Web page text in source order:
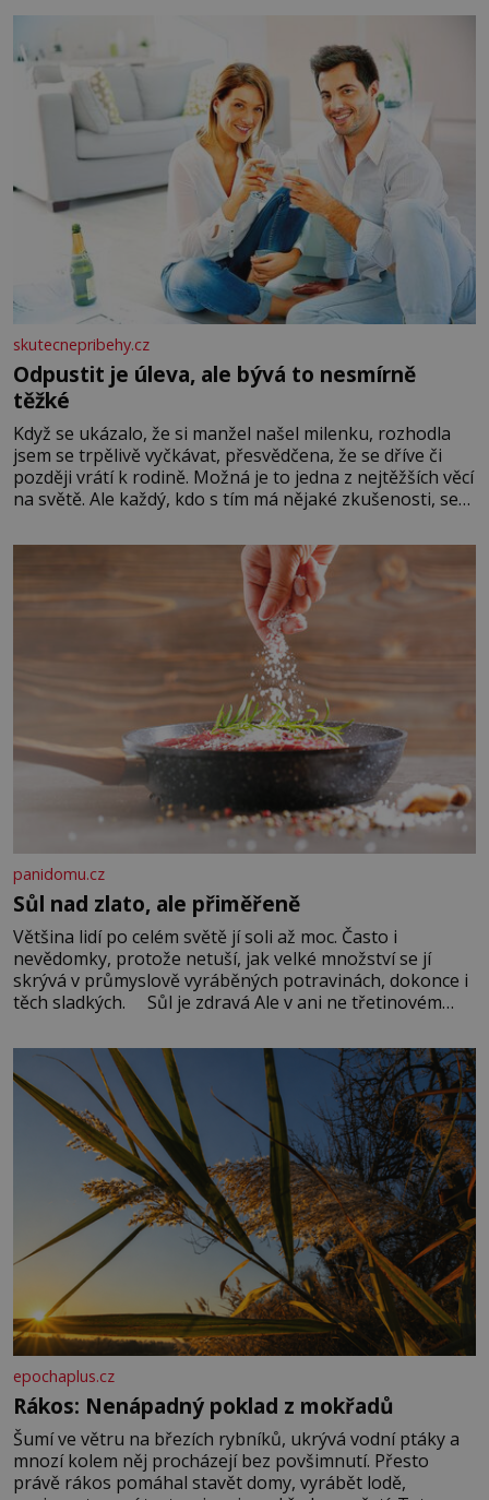
okurky ✿ 2 rajčata Zálivka: ✿ 4 lžíce olivového oleje ✿ 1
lžíci citronové šťávy ✿ ½ stroužku
skutecnepribehy.cz
Odpustit je úleva, ale bývá to nesmírně
těžké
Když se ukázalo, že si manžel našel milenku, rozhodla
jsem se trpělivě vyčkávat, přesvědčena, že se dříve či
později vrátí k rodině. Možná je to jedna z nejtěžších věcí
na světě. Ale každý, kdo s tím má nějaké zkušenosti, se
Když se ke mně doneslo, že si manžel pořídil milenku,
panidomu.cz
Sůl nad zlato, ale přiměřeně
Většina lidí po celém světě jí soli až moc. Často i
nevědomky, protože netuší, jak velké množství se jí
skrývá v průmyslově vyráběných potravinách, dokonce i
těch sladkých. Sůl je zdravá Ale v ani ne třetinovém
základní složky– sodík a chlór – jsou zásadní pro
správné hospodaření
epochaplus.cz
Rákos: Nenápadný poklad z mokřadů
Šumí ve větru na březích rybníků, ukrývá vodní ptáky a
mnozí kolem něj procházejí bez povšimnutí. Přesto
právě rákos pomáhal stavět domy, vyrábět lodě,